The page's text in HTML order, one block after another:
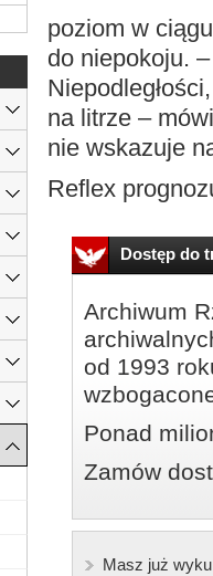
poziom w
do niepokoju.
na litrze –
nie wskazuje
Reflex
Dostęp do
Archiwum
od 1993
Ponad
Zamów
Masz już